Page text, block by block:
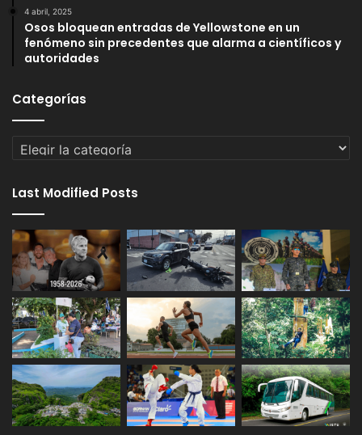
4 abril, 2025
Osos bloquean entradas de Yellowstone en un
fenómeno sin precedentes que alarma a científicos y
autoridades
Categorías
Categorías
Last Modified Posts